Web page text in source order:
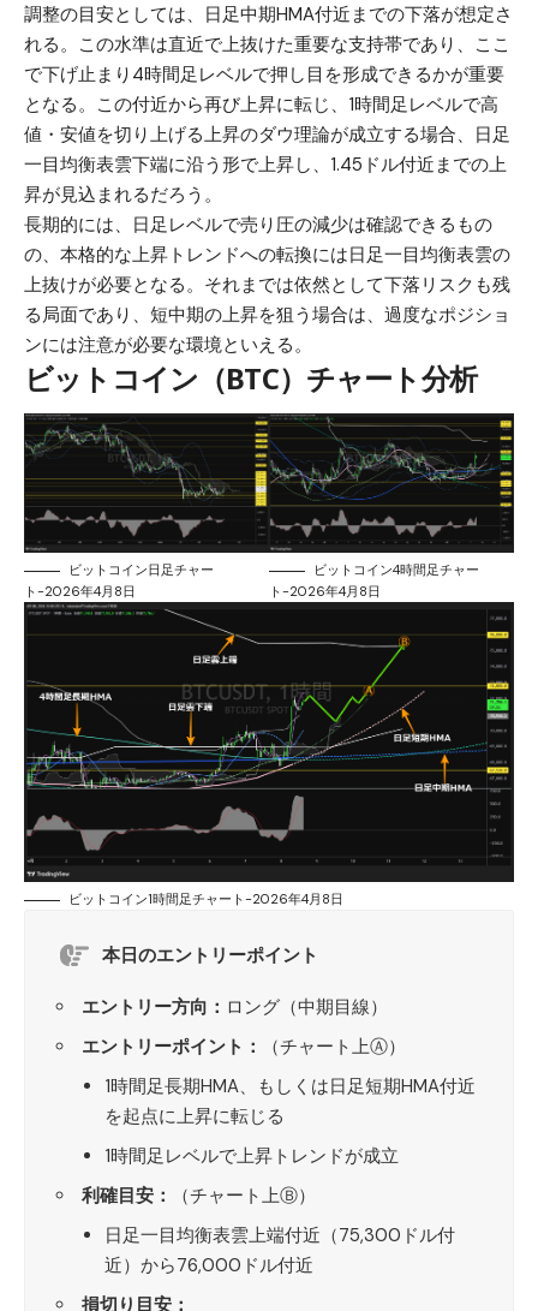
調整の目安としては、日足中期HMA付近までの下落が想定さ
れる。この水準は直近で上抜けた重要な支持帯であり、ここ
で下げ止まり4時間足レベルで押し目を形成できるかが重要
となる。この付近から再び上昇に転じ、1時間足レベルで高
値・安値を切り上げる上昇のダウ理論が成立する場合、日足
一目均衡表雲下端に沿う形で上昇し、1.45ドル付近までの上
昇が見込まれるだろう。
長期的には、日足レベルで売り圧の減少は確認できるもの
の、本格的な上昇トレンドへの転換には日足一目均衡表雲の
上抜けが必要となる。それまでは依然として下落リスクも残
る局面であり、短中期の上昇を狙う場合は、過度なポジショ
ンには注意が必要な環境といえる。
ビットコイン（BTC）チャート分析
ビットコイン日足チャー
ト-2026年4月8日
ビットコイン4時間足チャー
ト-2026年4月8日
ビットコイン1時間足チャート-2026年4月8日
本日のエントリーポイント
エントリー方向： ロング（中期目線）
エントリーポイント：
（チャート上Ⓐ）
1時間足長期HMA、もしくは日足短期HMA付近
を起点に上昇に転じる
1時間足レベルで上昇トレンドが成立
利確目安：
（チャート上Ⓑ）
日足一目均衡表雲上端付近（75,300ドル付
近）から76,000ドル付近
損切り目安：